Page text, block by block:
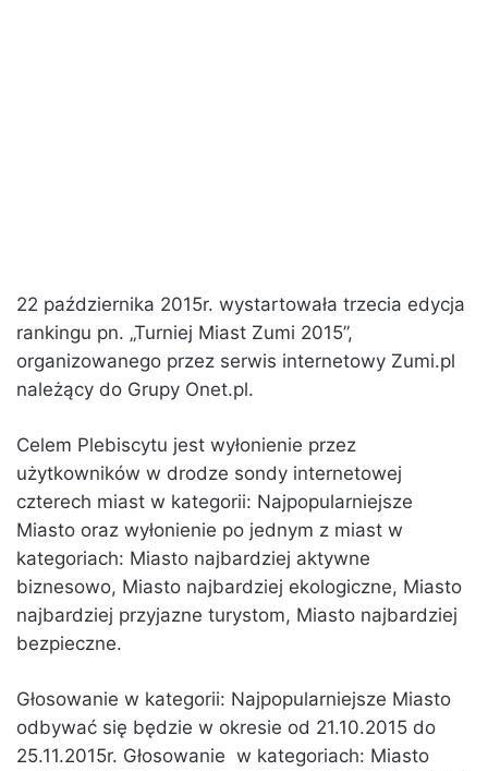
22 października 2015r. wystartowała trzecia edycja
rankingu pn. „Turniej Miast Zumi 2015”,
organizowanego przez serwis internetowy Zumi.pl
należący do Grupy Onet.pl.
Celem Plebiscytu jest wyłonienie przez
użytkowników w drodze sondy internetowej
czterech miast w kategorii: Najpopularniejsze
Miasto oraz wyłonienie po jednym z miast w
kategoriach: Miasto najbardziej aktywne
biznesowo, Miasto najbardziej ekologiczne, Miasto
najbardziej przyjazne turystom, Miasto najbardziej
bezpieczne.
Głosowanie w kategorii: Najpopularniejsze Miasto
odbywać się będzie w okresie od 21.10.2015 do
25.11.2015r. Głosowanie w kategoriach: Miasto